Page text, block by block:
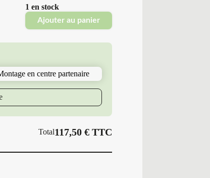
1 en stock
Ajouter au panier
en centre partenaire
Total117,50 €TTC